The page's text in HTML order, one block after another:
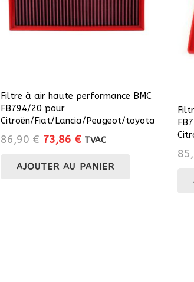
Filtre à air haute performance BMC
FB794/20 pour
Citroën/Fiat/Lancia/Peugeot/toyota
86,90€ Le
initial
73,86 €Le
actuel
TVAC
AJOUTER AU PANIER